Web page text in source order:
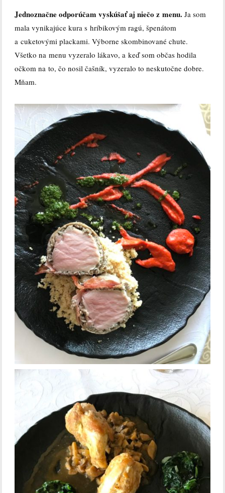
Jednoznačne odporúčam vyskúšať aj niečo z menu. Ja som
mala vynikajúce kura s hríbikovým ragú, špenátom
a cuketovými plackami. Výborne skombinované chute.
Všetko na menu vyzeralo lákavo, a keď som občas hodila
očkom na to, čo nosil čašník, vyzeralo to neskutočne dobre.
Mňam.